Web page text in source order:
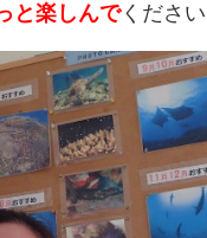
と楽しんでくださ